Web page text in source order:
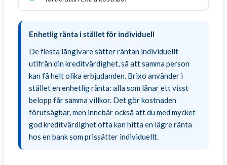
Enhetlig ränta i stället för individuell
De flesta långivare sätter räntan individuellt
utifrån din kreditvärdighet, så att samma person
kan få helt olika erbjudanden. Brixo använder i
stället en enhetlig ränta: alla som lånar ett visst
belopp får samma villkor. Det gör kostnaden
förutsägbar, men innebär också att du med mycket
god kreditvärdighet ofta kan hitta en lägre ränta
hos en bank som prissätter individuellt.